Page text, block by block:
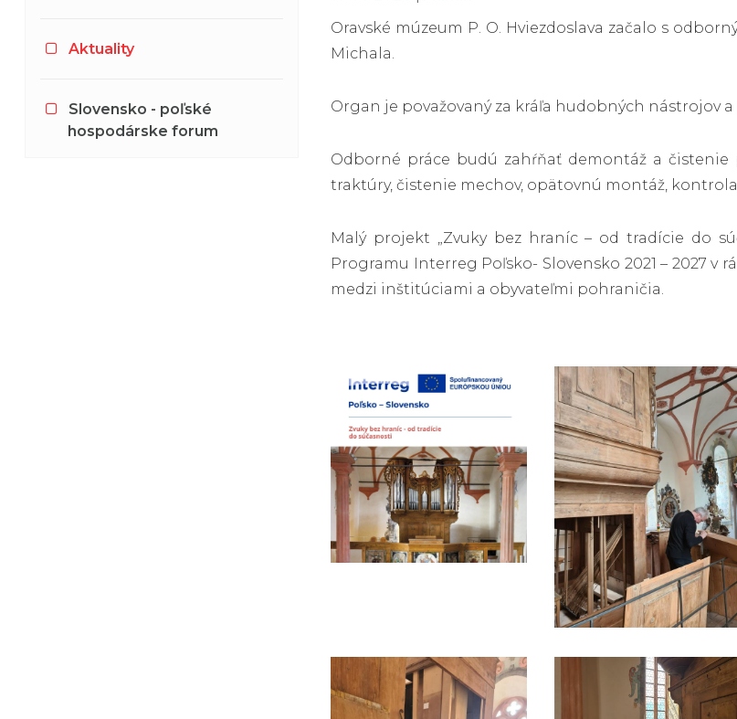
Aktuality
Slovensko - poľské
hospodárske forum
Oravské múzeum P. O. Hviezdoslava začalo s
Michala.
Organ je považovaný za kráľa hudobných nástrojov
Odborné práce budú zahŕňať demontáž a
traktúry, čistenie mechov, opätovnú montáž,
Malý projekt „Zvuky bez hraníc – od tradície do
Programu Interreg Poľsko- Slovensko 2021 – 2027 v
medzi inštitúciami a obyvateľmi pohraničia.